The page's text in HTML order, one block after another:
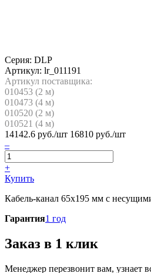
Серия: DLP
Артикул: lr_011191
Артикул поставщика:
010453 (2 м)
010473 (4 м)
010520 (2 м)
010521 (4 м)
14142.6 руб./шт 16810 руб./шт
–
+
Купить
Кабель-канал 65х195 мм с
Гарантия1 год
Заказ в 1 клик
Менеджер перезвонит вам, узнает